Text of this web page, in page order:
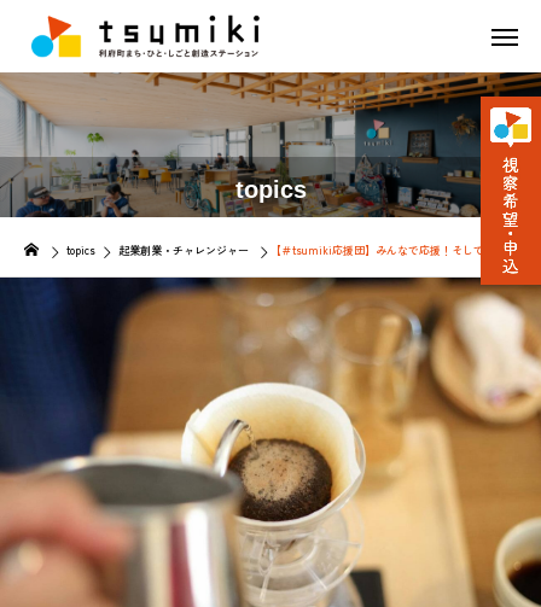
topics
topics 起業創業・チャレンジャー 【＃tsumiki応援団】みんなで応援！そして応援され